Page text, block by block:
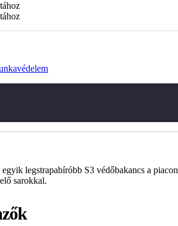
legstrapabíróbb S3 védőbakancs a
sarokkal.